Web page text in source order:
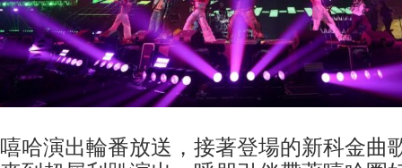
嘻哈演出輪番放送，接著登場的新科金曲